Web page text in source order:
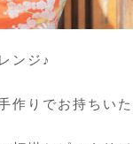
ンジ♪
作りでお持ちいた